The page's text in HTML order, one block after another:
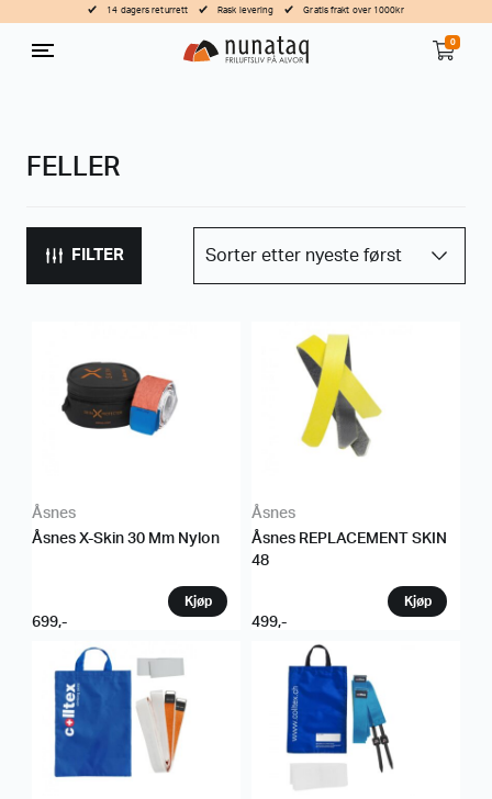
14 dagers returrett Rask levering Gratis frakt over 1000kr
0
FELLER
FILTER
Åsnes
Åsnes X-Skin 30 Mm Nylon
699,-
Åsnes
Åsnes REPLACEMENT SKIN
48
499,-